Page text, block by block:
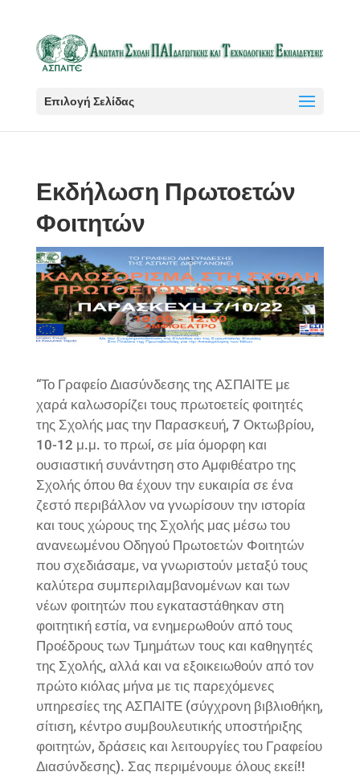
Επιλογή Σελίδας
Εκδήλωση Πρωτοετών
Φοιτητών
“Το Γραφείο Διασύνδεσης της ΑΣΠΑΙΤΕ με
χαρά καλωσορίζει τους πρωτοετείς φοιτητές
της Σχολής μας την Παρασκευή, 7 Οκτωβρίου,
10-12 μ.μ. το πρωί, σε μία όμορφη και
ουσιαστική συνάντηση στο Αμφιθέατρο της
Σχολής όπου θα έχουν την ευκαιρία σε ένα
ζεστό περιβάλλον να γνωρίσουν την ιστορία
και τους χώρους της Σχολής μας μέσω του
ανανεωμένου Οδηγού Πρωτοετών Φοιτητών
που σχεδιάσαμε, να γνωριστούν μεταξύ τους
καλύτερα συμπεριλαμβανομένων και των
νέων φοιτητών που εγκαταστάθηκαν στη
φοιτητική εστία, να ενημερωθούν από τους
Προέδρους των Τμημάτων τους και καθηγητές
της Σχολής, αλλά και να εξοικειωθούν από τον
πρώτο κιόλας μήνα με τις παρεχόμενες
υπηρεσίες της ΑΣΠΑΙΤΕ (σύγχρονη βιβλιοθήκη,
σίτιση, κέντρο συμβουλευτικής υποστήριξης
φοιτητών, δράσεις και λειτουργίες του Γραφείου
Διασύνδεσης). Σας περιμένουμε όλους εκεί!!